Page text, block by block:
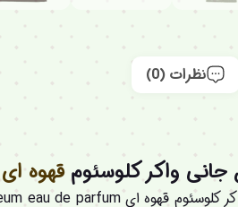
نظرات (0)
جانی واکر کلوسئوم قهوه ای